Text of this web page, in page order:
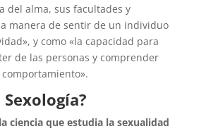
del alma, sus facultades y
manera de sentir de un individuo
y como «la capacidad para
de las personas y comprender
ciencia que estudia la sexualidad